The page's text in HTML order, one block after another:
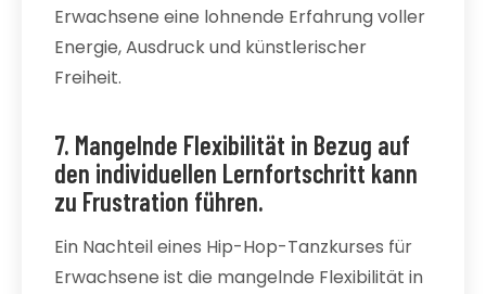
Erwachsene eine lohnende Erfahrung voller
Energie, Ausdruck und künstlerischer
Freiheit.
7. Mangelnde Flexibilität in Bezug auf
den individuellen Lernfortschritt kann
zu Frustration führen.
Ein Nachteil eines Hip-Hop-Tanzkurses für
Erwachsene ist die mangelnde Flexibilität in